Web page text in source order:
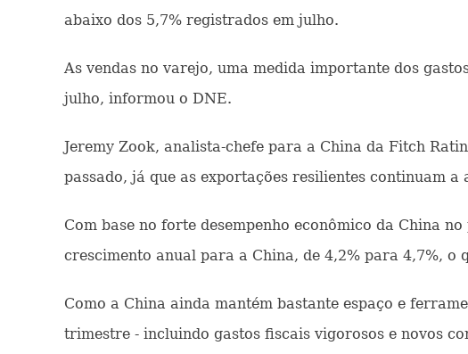
abaixo dos 5,7% registrados em julho.
As vendas no varejo, uma medida importante dos
julho, informou o DNE.
Jeremy Zook, analista-chefe para a China da Fitch
passado, já que as exportações resilientes continuam
Com base no forte desempenho econômico da China
crescimento anual para a China, de 4,2% para 4,7%, o
Como a China ainda mantém bastante espaço e
trimestre - incluindo gastos fiscais vigorosos e novos